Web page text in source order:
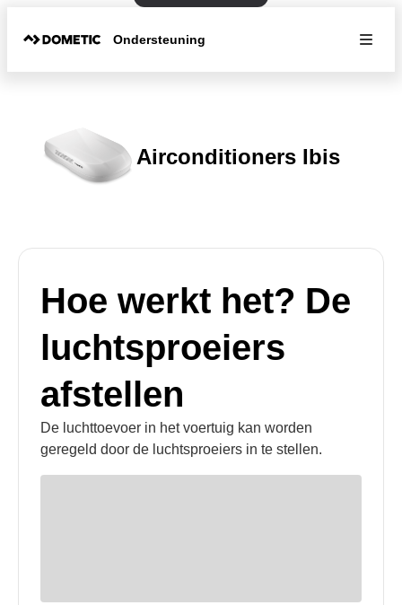
Ondersteuning
Airconditioners Ibis
Hoe werkt het? De
luchtsproeiers
afstellen
De luchttoevoer in het voertuig kan worden
geregeld door de luchtsproeiers in te stellen.